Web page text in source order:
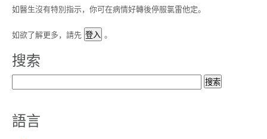
如醫生沒有特別指示，你可在病情好轉後停服氯雷他定。
如欲了解更多，請先 。
搜索
索：
語言